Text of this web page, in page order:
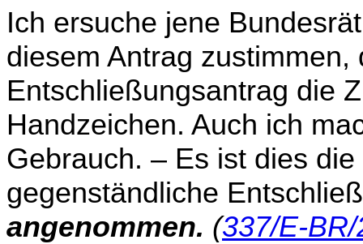
Ich ersuche jene
diesem Antrag
Entschließungsantrag die
Handzei­chen. Auch ich
Gebrauch. – Es ist dies die
gegenständliche
angenommen. (337/E-